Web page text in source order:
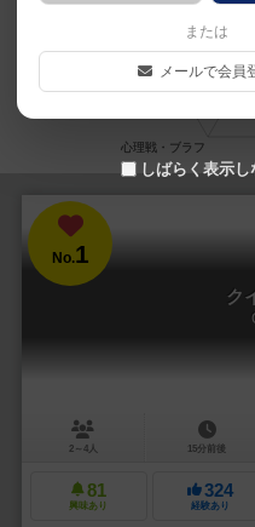
No.1
ク
2～4人 15分前後
81
興味あり
324
経験あり
または
メールで会員
しばらく表示し